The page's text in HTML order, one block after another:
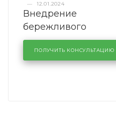
—
12.01.2024
Внедрение
бережливого
производства в
кузовном сервисе
KUTUZOVV
ПОЛУЧИТЬ КОНСУЛЬТАЦИЮ